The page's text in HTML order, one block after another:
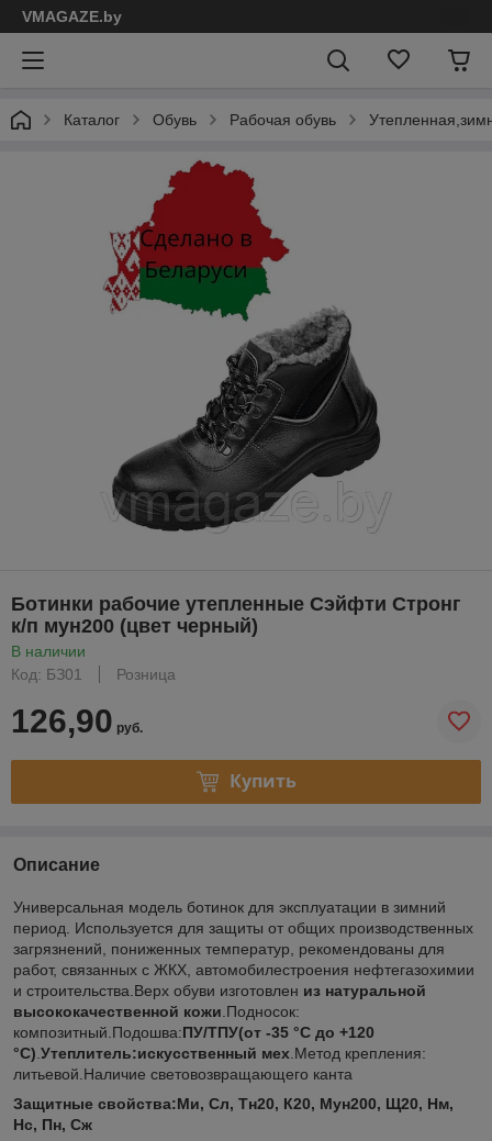
VMAGAZE.by
Каталог Обувь Рабочая обувь
Ботинки рабочие утепленные Сэйфти Стронг
к/п мун200 (цвет черный)
В наличии
Код: БЗ01
Розница
126,90 руб.
Купить
Описание
Универсальная модель ботинок для эксплуатации в зимний
период. Используется для защиты от общих производственных
загрязнений, пониженных температур, рекомендованы для
работ, связанных с ЖКХ, автомобилестроения нефтегазохимии
и строительства.Верх обуви изготовлен из натуральной
высококачественной кожи .Подносок:
композитный.Подошва:ПУ/ТПУ(от -35 °C до +120
°C) Утеплитель:искусственный мех .Метод крепления:
литьевой.Наличие световозвращающего канта
Защитные свойства:Ми, Сл, Тн20, К20, Мун200, Щ20, Нм,
Нс, Пн, Сж